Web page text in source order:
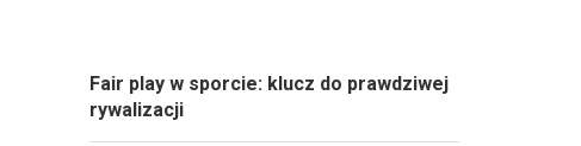
Fair play w sporcie: klucz do prawdziwej
rywalizacji